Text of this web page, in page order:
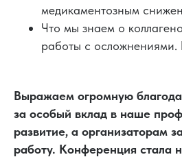
медикаментозным
Что мы знаем о
работы с осложнениями.
Выражаем огромную
за особый вклад в наше
развитие, а организаторам
работу. Конференция стала